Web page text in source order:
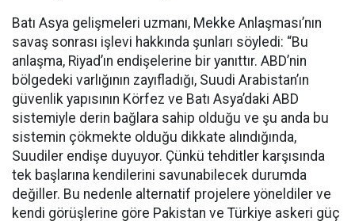
Batı Asya gelişmeleri uzmanı, Mekke Anlaşması’nın
savaş sonrası işlevi hakkında şunları söyledi: “Bu
anlaşma, Riyad’ın endişelerine bir yanıttır. ABD’nin
bölgedeki varlığının zayıfladığı, Suudi Arabistan’ın
güvenlik yapısının Körfez ve Batı Asya’daki ABD
sistemiyle derin bağlara sahip olduğu ve şu anda bu
sistemin çökmekte olduğu dikkate alındığında,
Suudiler endişe duyuyor. Çünkü tehditler karşısında
tek başlarına kendilerini savunabilecek durumda
değiller. Bu nedenle alternatif projelere yöneldiler ve
kendi görüşlerine göre Pakistan ve Türkiye askeri güç